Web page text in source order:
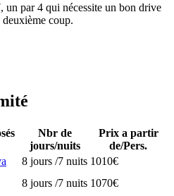
un par 4 qui nécessite un bon drive
coup.
Nbr de
jours/nuits
Prix a partir
de/Pers.
8 jours /7 nuits 1010€
8 jours /7 nuits 1070€